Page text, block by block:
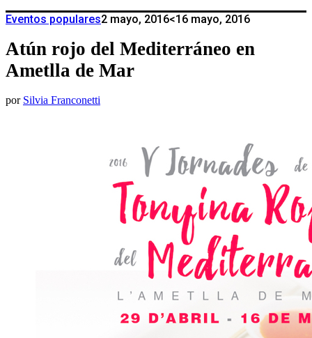
Eventos populares2 mayo, 2016<16 mayo, 2016
Atún rojo del Mediterráneo en
Ametlla de Mar
por Silvia Franconetti